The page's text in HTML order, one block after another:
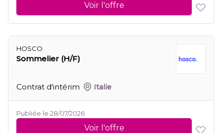
Voir l'offre
HOSCO
Sommelier (H/F)
Contrat d'intérim Italie
Publiée le 28/07/2026
Voir l'offre